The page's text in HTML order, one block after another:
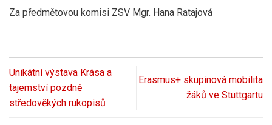
Za předmětovou komisi ZSV Mgr. Hana Ratajová
Unikátní výstava Krása a
tajemství pozdně
středověkých rukopisů
Erasmus+ skupinová mobilita
žáků ve Stuttgartu